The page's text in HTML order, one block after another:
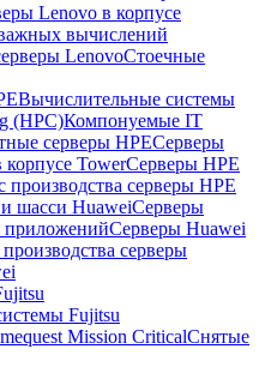
Lenovo в корпусе
вычислений
LenovoСтоечные
Вычислительные системы
(HPC)Компонуемые IT
серверы HPEСерверы
TowerСерверы HPE
производства серверы HPE
шасси HuaweiСерверы
приложенийСерверы Huawei
серверы
Fujitsu
Mission CriticalСнятые